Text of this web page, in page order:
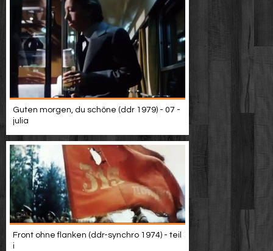
Guten morgen, du schöne (ddr 1979) - 07 -
julia
Front ohne flanken (ddr-synchro 1974) - teil
i